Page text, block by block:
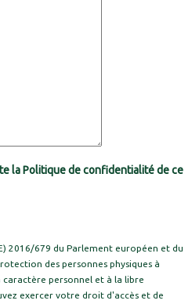
la Politique de confidentialité de ce
2016/679 du Parlement européen et du
des personnes physiques à
caractère personnel et à la libre
exercer votre droit d'accès et de